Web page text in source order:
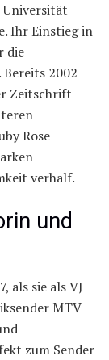
Universität
Ihr Einstieg in
die
2002
Zeitschrift
Rose
verhalf.
und
als sie als VJ
MTV
zum Sender